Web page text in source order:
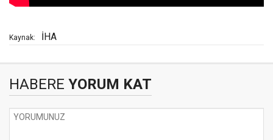
Kaynak: İHA
HABERE YORUM KAT